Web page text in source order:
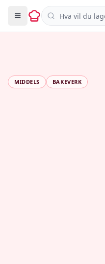
Søk i oppskrifter
MIDDELS BAKEVERK